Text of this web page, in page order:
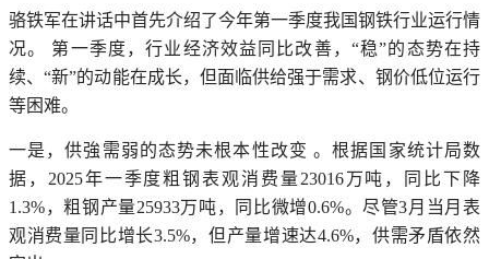
骆铁军在讲话中首先介绍了今年第一季度我国钢铁行业运行情
况。 第一季度，行业经济效益同比改善，“稳”的态势在持
续、“新”的动能在成长，但面临供给强于需求、钢价低位运行
等困难。
一是，供強需弱的态势未根本性改变 。根据国家统计局数
据，2025年一季度粗钢表观消费量23016万吨，同比下降
1.3%，粗钢产量25933万吨，同比微增0.6%。尽管3月当月表
观消费量同比增长3.5%，但产量增速达4.6%，供需矛盾依然